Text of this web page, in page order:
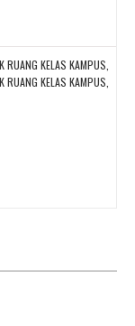
KELAS KAMPUS,
KELAS KAMPUS,
KELAS KAMPUS,
KELAS KAMPUS,
KELAS KAMPUS